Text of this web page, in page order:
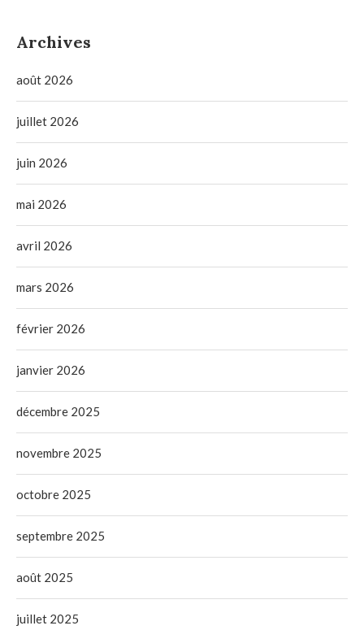
Archives
août 2026
juillet 2026
juin 2026
mai 2026
avril 2026
mars 2026
février 2026
janvier 2026
décembre 2025
novembre 2025
octobre 2025
septembre 2025
août 2025
juillet 2025